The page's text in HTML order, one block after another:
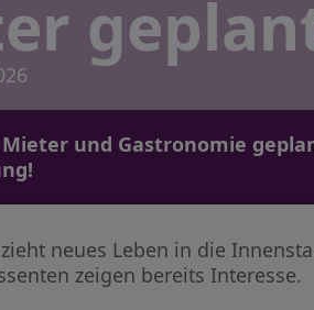
und Gastronomie
neues Leben in die
zeigen bereits Interesse.